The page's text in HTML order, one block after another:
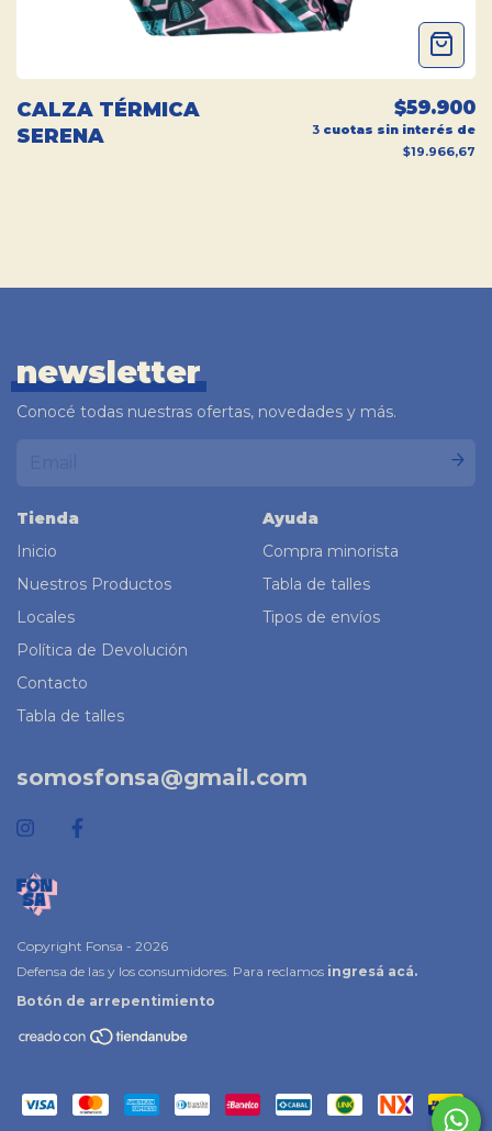
CALZA TÉRMICA
SERENA
$59.900
3 cuotas sin interés de
$19.966,67
newsletter
Conocé todas nuestras ofertas, novedades y más.
Tienda
Inicio
Nuestros Productos
Locales
Política de Devolución
Contacto
Tabla de talles
Ayuda
Compra minorista
Tabla de talles
Tipos de envíos
somosfonsa@gmail.com
Copyright Fonsa - 2026
Defensa de las y los consumidores. Para reclamos ingresá acá.
Botón de arrepentimiento